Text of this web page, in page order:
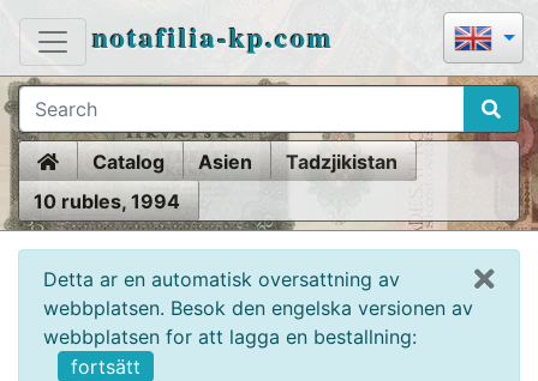
notafilia-kp.com
HomeCatalog Asien
Tadzjikistan
10 rubles, 1994
Detta ar en automatisk oversattning av
webbplatsen. Besok den engelska versionen av
webbplatsen for att lagga en bestallning:
fortsätt